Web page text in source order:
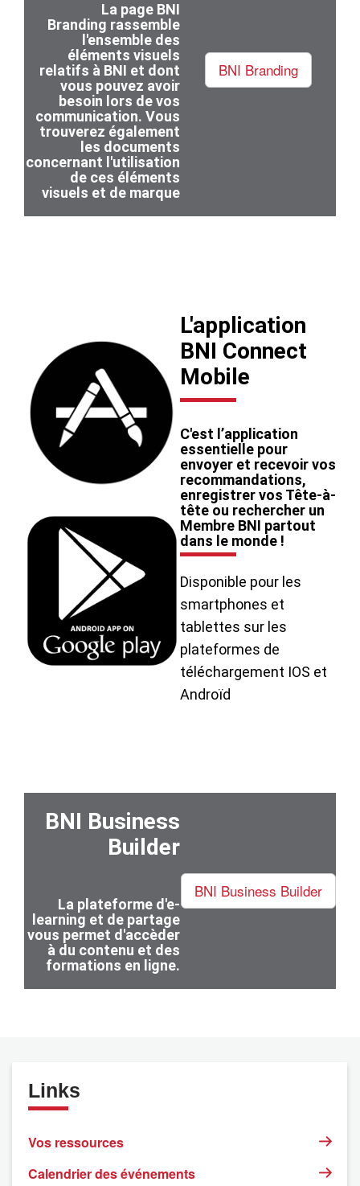
La page BNI
Branding rassemble
l'ensemble des
éléments visuels
relatifs à BNI et dont
vous pouvez avoir
besoin lors de vos
communication. Vous
trouverez également
les documents
concernant l'utilisation
de ces éléments
visuels et de marque
BNI Branding
L'application
BNI Connect
Mobile
C'est l’application
essentielle pour
envoyer et recevoir vos
recommandations,
enregistrer vos Tête-à-
tête ou rechercher un
Membre BNI partout
dans le monde !
Disponible pour les
smartphones et
tablettes sur les
plateformes de
téléchargement IOS et
Androïd
BNI Business
Builder
La plateforme d'e-
learning et de partage
vous permet d'accèder
à du contenu et des
formations en ligne.
BNI Business Builder
Links
Vos ressources
Calendrier des événements